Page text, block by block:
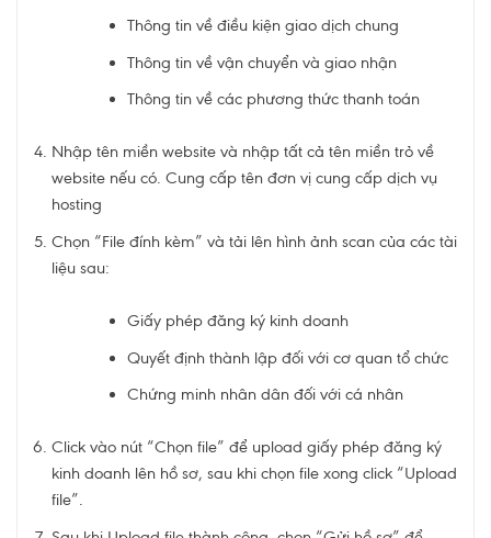
Thông tin về điều kiện giao dịch chung
Thông tin về vận chuyển và giao nhận
Thông tin về các phương thức thanh toán
Nhập tên miền website và nhập tất cả tên miền trỏ về
website nếu có. Cung cấp tên đơn vị cung cấp dịch vụ
hosting
Chọn “File đính kèm” và tải lên hình ảnh scan của các tài
liệu sau:
Giấy phép đăng ký kinh doanh
Quyết định thành lập đối với cơ quan tổ chức
Chứng minh nhân dân đối với cá nhân
Click vào nút “Chọn file” để upload giấy phép đăng ký
kinh doanh lên hồ sơ, sau khi chọn file xong click “Upload
file”.